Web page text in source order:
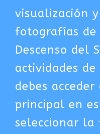
visualización
fotografías de
Descenso del
actividades
debes
principal en
seleccionar la